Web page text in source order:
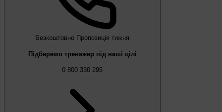
Безкоштовно Пропозиція тижня
Підберемо тренажер під ваші цілі
0 800 330 295